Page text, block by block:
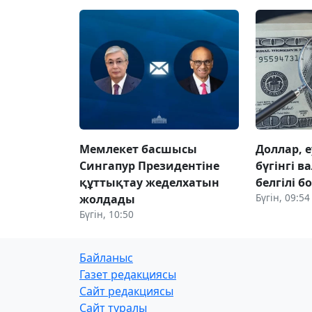
Мемлекет басшысы
Сингапур Президентіне
құттықтау жеделхатын
жолдады
Бүгін, 10:50
Доллар,
бүгінгі
белгілі
Бүгін, 09:54
Байланыс
Газет редакциясы
Сайт редакциясы
Сайт туралы